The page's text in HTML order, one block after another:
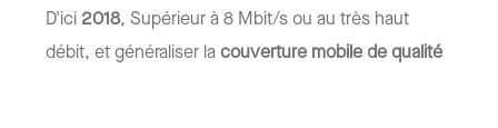
D'ici 2018, Supérieur à 8 Mbit/s ou au très haut
débit, et généraliser lacouverture mobile de qualité